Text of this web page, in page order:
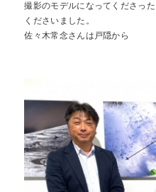
撮影のモデルになってくださっ
くださいました。
佐々木常念さんは戸隠から